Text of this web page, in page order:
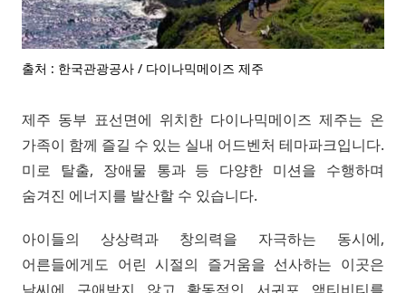
출처 : 한국관광공사 / 다이나믹메이즈 제주
제주 동부 표선면에 위치한 다이나믹메이즈 제주는 온
가족이 함께 즐길 수 있는 실내 어드벤처 테마파크입니다.
미로 탈출, 장애물 통과 등 다양한 미션을 수행하며
숨겨진 에너지를 발산할 수 있습니다.
아이들의 상상력과 창의력을 자극하는 동시에,
어른들에게도 어린 시절의 즐거움을 선사하는 이곳은
날씨에 구애받지 않고 활동적인 서귀포 액티비티를